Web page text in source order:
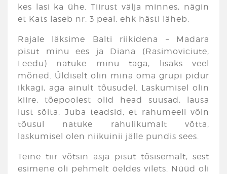
kes lasi ka ühe. Tiirust välja minnes, nägin
et Kats laseb nr. 3 peal, ehk hästi läheb.
Rajale läksime Balti riikidena – Madara
pisut minu ees ja Diana (Rasimoviciute,
Leedu) natuke minu taga, lisaks veel
mõned. Üldiselt olin mina oma grupi pidur
ikkagi, aga ainult tõusudel. Laskumisel olin
kiire, tõepoolest olid head suusad, lausa
lust sõita. Juba teadsid, et rahumeeli võin
tõusul natuke rahulikumalt võtta,
laskumisel olen niikuinii jälle pundis sees.
Teine tiir võtsin asja pisut tõsisemalt, sest
esimene oli pehmelt öeldes vilets. Nüüd oli